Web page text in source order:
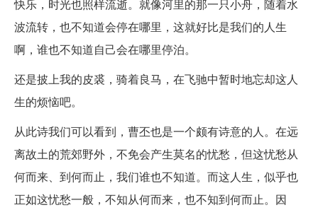
快乐，时光也照样流逝。就像河里的那一只小舟，随着水
波流转，也不知道会停在哪里，这就好比是我们的人生
啊，谁也不知道自己会在哪里停泊。
还是披上我的皮裘，骑着良马，在飞驰中暂时地忘却这人
生的烦恼吧。
从此诗我们可以看到，曹丕也是一个颇有诗意的人。在远
离故土的荒郊野外，不免会产生莫名的忧愁，但这忧愁从
何而来、到何而止，我们谁也不知道。而这人生，似乎也
正如这忧愁一般，不知从何而来，也不知到何而止。因